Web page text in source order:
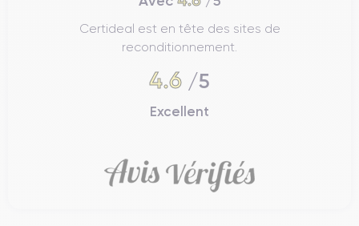
Certideal est en tête des sites de
reconditionnement.
4.6 /5
Excellent